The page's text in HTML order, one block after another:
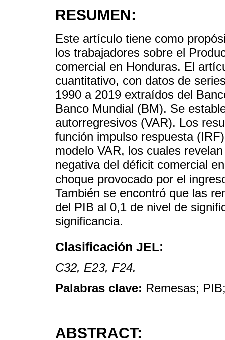
RESUMEN:
Este artículo tiene como
los trabajadores sobre el
comercial en Honduras. El
cuantitativo, con datos de
1990 a 2019 extraídos del
Banco Mundial (BM). Se
autorregresivos (VAR). Los
función impulso respuesta
modelo VAR, los cuales
negativa del déficit comercial
choque provocado por el
También se encontró que las
del PIB al 0,1 de nivel de
significancia.
Clasificación JEL:
C32, E23, F24.
Palabras clave: Remesas;
ABSTRACT: